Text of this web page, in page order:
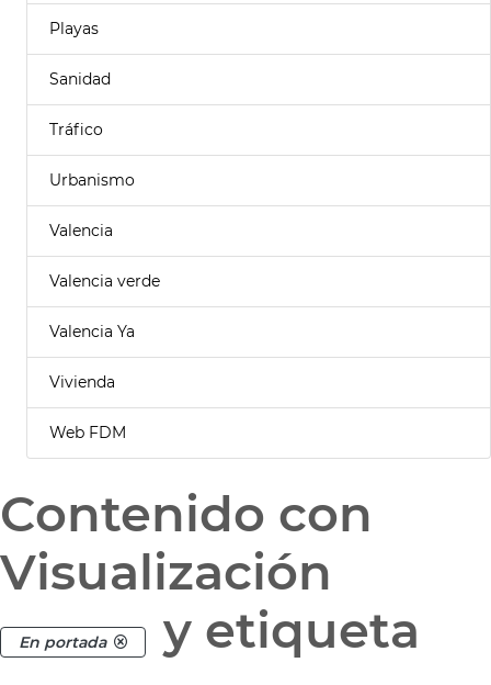
Playas
Sanidad
Tráfico
Urbanismo
Valencia
Valencia verde
Valencia Ya
Vivienda
Web FDM
Contenido con
Visualización
En portada
y etiqueta